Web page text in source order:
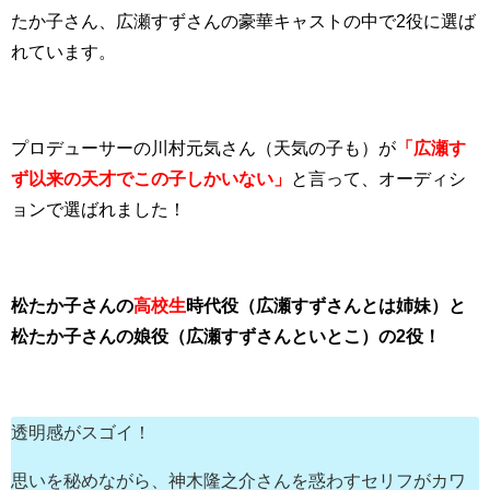
たか子さん、広瀬すずさんの豪華キャストの中で2役に選ば
れています。
プロデューサーの川村元気さん（天気の子も）が 「広瀬す
ず以来の天才でこの子しかいない」
と言って、オーディシ
ョンで選ばれました！
松たか子さんの高校生時代役（広瀬すずさんとは姉妹）と
松たか子さんの娘役（広瀬すずさんといとこ）の2役！
透明感がスゴイ！
思いを秘めながら、神木隆之介さんを惑わすセリフがカワ